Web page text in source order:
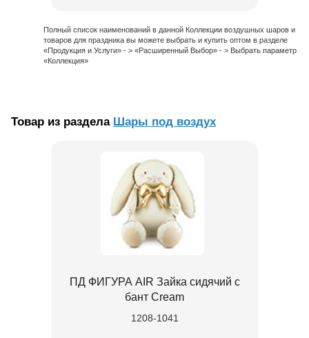
Полный список наименований в данной Коллекции воздушных шаров и
товаров для праздника вы можете выбрать и купить оптом в разделе
«Продукция и Услуги» - > «Расширенный Выбор» - > Выбрать параметр
«Коллекция»
Товар из раздела Шары под воздух
ПД ФИГУРА AIR Зайка сидячий с
бант Cream
1208-1041